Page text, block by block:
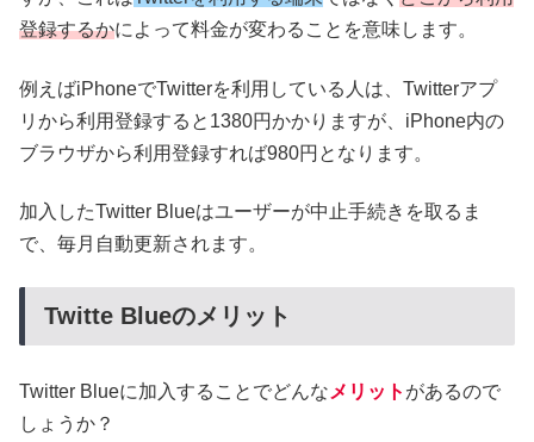
登録するかによって料金が変わることを意味します。
例えばiPhoneでTwitterを利用している人は、Twitterアプ
リから利用登録すると1380円かかりますが、iPhone内の
ブラウザから利用登録すれば980円となります。
加入したTwitter Blueはユーザーが中止手続きを取るま
で、毎月自動更新されます。
Twitte Blueのメリット
Twitter Blueに加入することでどんな メリット があるので
しょうか？